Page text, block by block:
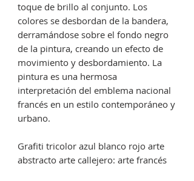
toque de brillo al conjunto. Los
colores se desbordan de la bandera,
derramándose sobre el fondo negro
de la pintura, creando un efecto de
movimiento y desbordamiento. La
pintura es una hermosa
interpretación del emblema nacional
francés en un estilo contemporáneo y
urbano.
Grafiti tricolor azul blanco rojo arte
abstracto arte callejero: arte francés